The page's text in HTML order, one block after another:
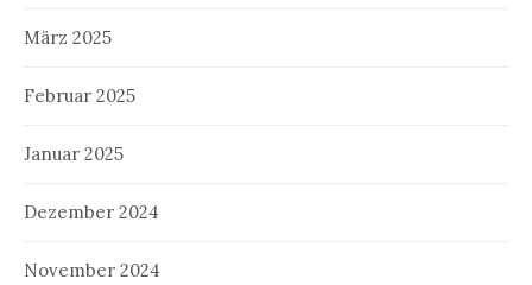
März 2025
Februar 2025
Januar 2025
Dezember 2024
November 2024